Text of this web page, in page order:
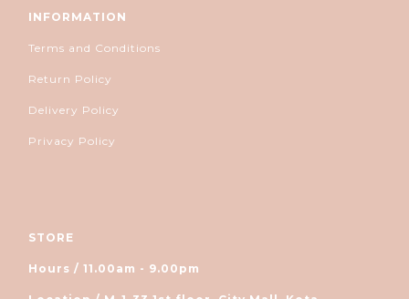
INFORMATION
Terms and Conditions
Return Policy
Delivery Policy
Privacy Policy
STORE
Hours / 11.00am - 9.00pm